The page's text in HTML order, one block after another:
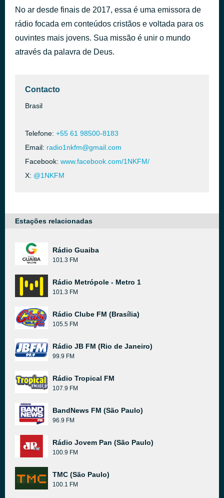
No ar desde finais de 2017, essa é uma emissora de
rádio focada em conteúdos cristãos e voltada para os
ouvintes mais jovens. Sua missão é unir o mundo
através da palavra de Deus.
Contacto
Brasil
Telefone: +55 61 98500-8183
Email: radio1nkfm@gmail.com
Facebook: www.facebook.com/1NKFM/
X: @1NKFM
Estações relacionadas
Rádio Guaiba
101.3 FM
Rádio Metrópole - Metro 1
101.3 FM
Rádio Clube FM (Brasília)
105.5 FM
Rádio JB FM (Rio de Janeiro)
99.9 FM
Rádio Tropical FM
107.9 FM
BandNews FM (São Paulo)
96.9 FM
Rádio Jovem Pan (São Paulo)
100.9 FM
TMC (São Paulo)
100.1 FM